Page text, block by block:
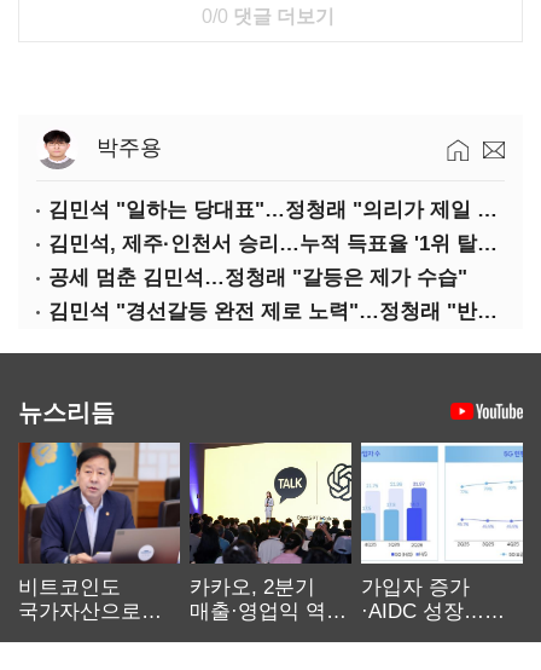
0/0 댓글 더보기
박주용
김민석 "일하는 당대표"…정청래 "의리가 제일 중요"
김민석, 제주·인천서 승리…누적 득표율 '1위 탈환'(종합)
공세 멈춘 김민석…정청래 "갈등은 제가 수습"
김민석 "경선갈등 완전 제로 노력"…정청래 "반명 공세 사과부터"
뉴스리듬
비트코인도
국가자산으로…'
카카오, 2분기
매출·영업익 역대
가입자 증가
·AIDC 성장…